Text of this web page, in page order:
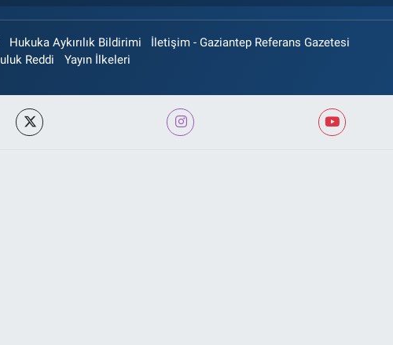
Hukuka Aykırılık Bildirimi
İletişim - Gaziantep Referans Gazetesi
Reddi Yayın İlkeleri